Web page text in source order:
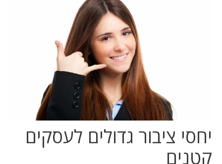
ניהול מוניטין
יחסי ציבור גדולים לעסקים
קטנים